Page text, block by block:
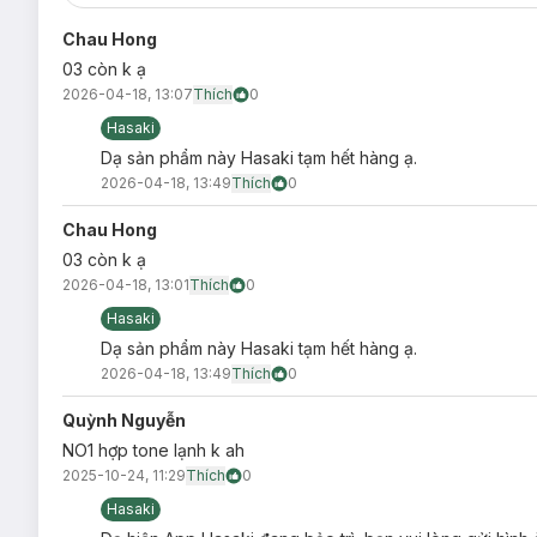
Hướng dẫn bảo quản Son Tint Judydoll Iced
Nơi khô ráo thoáng mát.
Chau Hong
03 còn k ạ
2026-04-18, 13:07Thích
0
Hasaki
Dạ sản phẩm này Hasaki tạm hết hàng ạ.
2026-04-18, 13:49Thích 0
Chau Hong
03 còn k ạ
2026-04-18, 13:01Thích
0
Hasaki
Dạ sản phẩm này Hasaki tạm hết hàng ạ.
2026-04-18, 13:49Thích 0
Quỳnh Nguyễn
NO1 hợp tone lạnh k ah
2025-10-24, 11:29Thích
0
Hasaki